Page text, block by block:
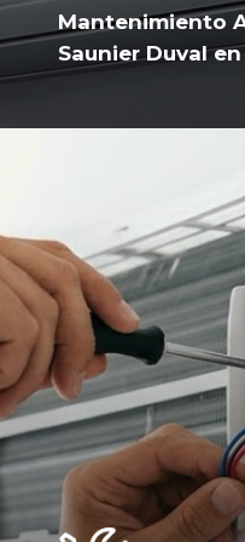
Mantenimiento
Saunier Duval